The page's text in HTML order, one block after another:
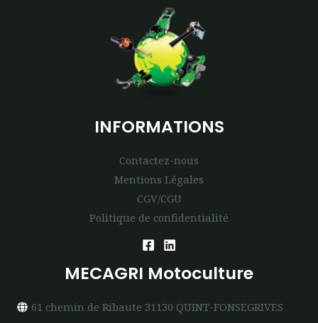
INFORMATIONS
Contactez-nous
Mentions Légales
CGV/CGU
Politique de confidentialité
MECAGRI Motoculture
61 chemin de Ribaute 31130 QUINT-FONSEGRIVES